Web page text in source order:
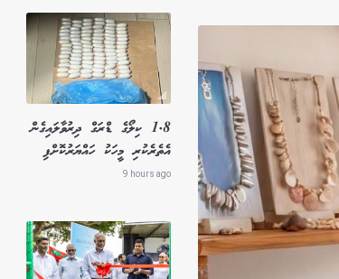
1.8 ކިލޯގެ ޑްރަގް ދިރުވާލައިގެން
އެތެރެކުރި މީހަކު ހައްޔަރުކޮށްފި
9 hours ago